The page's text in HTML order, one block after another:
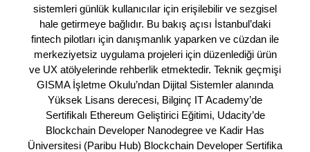
sistemleri günlük kullanıcılar için erişilebilir ve sezgisel
hale getirmeye bağlıdır. Bu bakış açısı İstanbul’daki
fintech pilotları için danışmanlık yaparken ve cüzdan ile
merkeziyetsiz uygulama projeleri için düzenlediği ürün
ve UX atölyelerinde rehberlik etmektedir. Teknik geçmişi
GISMA İşletme Okulu’ndan Dijital Sistemler alanında
Yüksek Lisans derecesi, Bilginç IT Academy’de
Sertifikalı Ethereum Geliştirici Eğitimi, Udacity’de
Blockchain Developer Nanodegree ve Kadir Has
Üniversitesi (Paribu Hub) Blockchain Developer Sertifika